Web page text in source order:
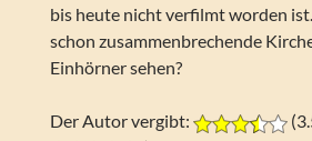
bis heute nicht verfilmt worden
schon zusammenbrechende
Einhörner sehen?
Der Autor vergibt: